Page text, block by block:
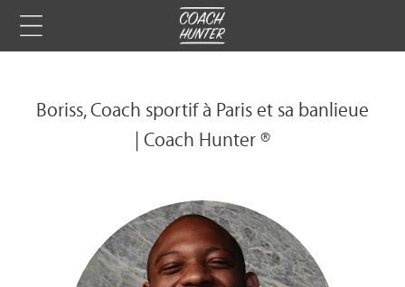
Boriss, Coach sportif à Paris et sa banlieue
| Coach Hunter ®